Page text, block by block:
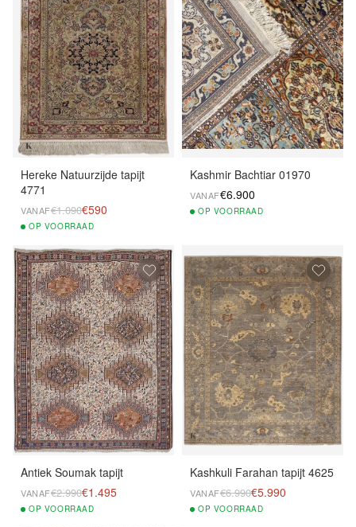
Hereke Natuurzijde tapijt
4771
VANAF€1.090€590
OP VOORRAAD
Kashmir Bachtiar 01970
VANAF€6.900
OP VOORRAAD
Antiek Soumak tapijt
VANAF€2.990€1.495
OP VOORRAAD
Kashkuli Farahan tapijt 4625
VANAF€6.990€5.990
OP VOORRAAD